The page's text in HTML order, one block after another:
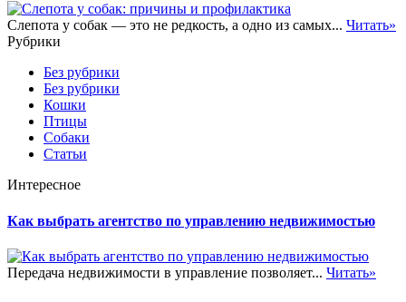
Слепота у собак — это не редкость, а одно из самых... Читать»
Рубрики
Без рубрики
Без рубрики
Кошки
Птицы
Собаки
Статьи
Интересное
Как выбрать агентство по управлению недвижимостью
Передача недвижимости в управление позволяет... Читать»